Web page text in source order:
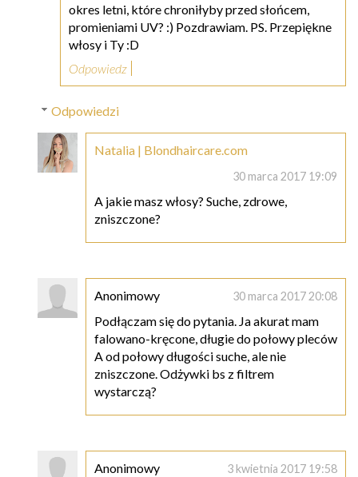
okres letni, które chroniłyby przed słońcem,
promieniami UV? :) Pozdrawiam. PS. Przepiękne
włosy i Ty :D
Odpowiedz
Odpowiedzi
Natalia | Blondhaircare.com
30 marca 2017 19:09
A jakie masz włosy? Suche, zdrowe,
zniszczone?
Anonimowy 30 marca 2017 20:08
Podłączam się do pytania. Ja akurat mam
falowano-kręcone, długie do połowy pleców
A od połowy długości suche, ale nie
zniszczone. Odżywki bs z filtrem
wystarczą?
Anonimowy 3 kwietnia 2017 19:58